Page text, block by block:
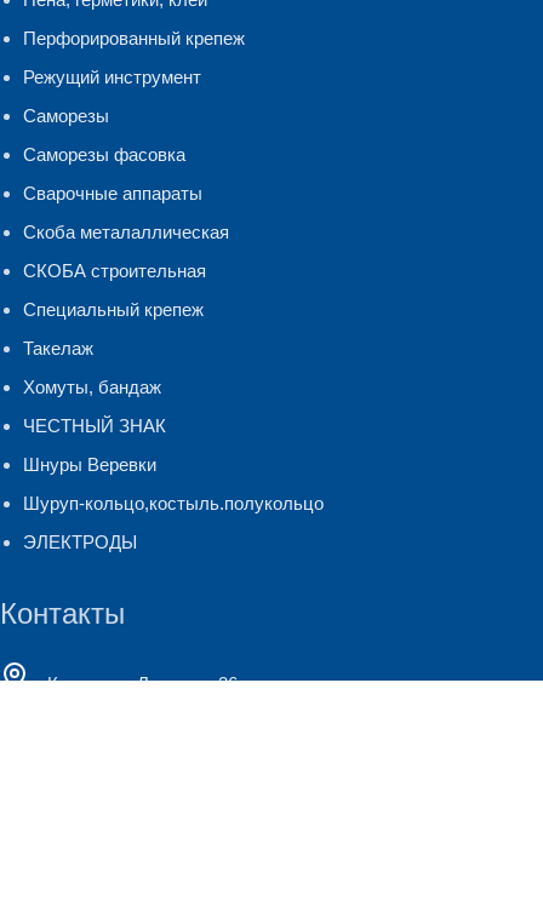
Перфорированный крепеж
Режущий инструмент
Саморезы
Саморезы фасовка
Сварочные аппараты
Скоба металаллическая
СКОБА строительная
Специальный крепеж
Такелаж
Хомуты, бандаж
ЧЕСТНЫЙ ЗНАК
Шнуры Веревки
Шуруп-кольцо,костыль.полукольцо
ЭЛЕКТРОДЫ
Контакты
г. Киров, ул. Лепсе, д. 26